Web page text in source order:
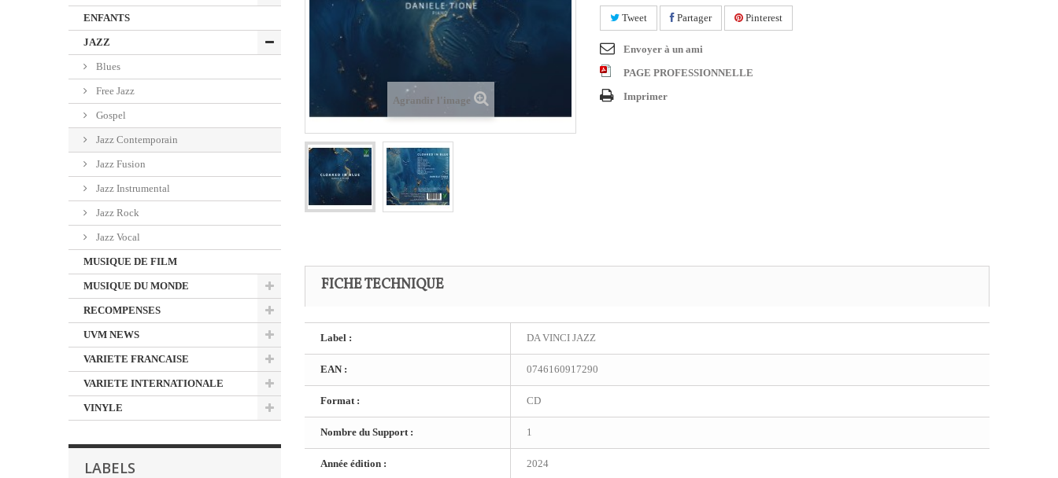
ENFANTS
JAZZ
Blues
Free Jazz
Gospel
Jazz Contemporain
Jazz Fusion
Jazz Instrumental
Jazz Rock
Jazz Vocal
MUSIQUE DE FILM
MUSIQUE DU MONDE
RECOMPENSES
UVM NEWS
VARIETE FRANCAISE
VARIETE INTERNATIONALE
VINYLE
LABELS
Agrandir l'image
Tweet Partager Pinterest
Envoyer à un ami
PAGE PROFESSIONNELLE
Imprimer
FICHE TECHNIQUE
Label : DA VINCI JAZZ
EAN : 0746160917290
Format : CD
Nombre du Support : 1
Année édition : 2024